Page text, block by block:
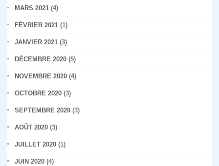
MARS 2021 (4)
FÉVRIER 2021 (1)
JANVIER 2021 (3)
DÉCEMBRE 2020 (5)
NOVEMBRE 2020 (4)
OCTOBRE 2020 (3)
SEPTEMBRE 2020 (3)
AOÛT 2020 (3)
JUILLET 2020 (1)
JUIN 2020 (4)